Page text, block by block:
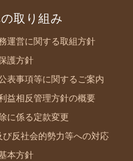
取り組み
運営に関する取組方針
護方針
表事項等に関するご案内
益相反管理方針の概要
に係る定款変更
反社会的勢力等への対応
本方針